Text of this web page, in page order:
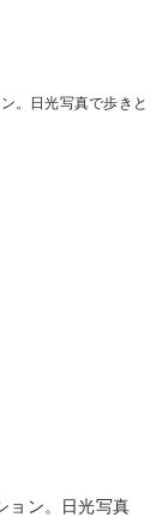
ョン。日光写真